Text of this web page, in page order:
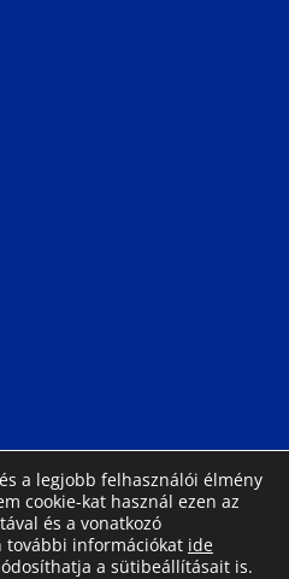
a legjobb felhasználói élmény
cookie-kat használ ezen az
és a vonatkozó
további információkat ide
a sütibeállításait is.